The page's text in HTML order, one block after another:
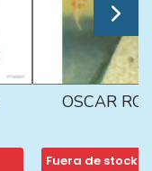
OSCAR
Fuera de stock